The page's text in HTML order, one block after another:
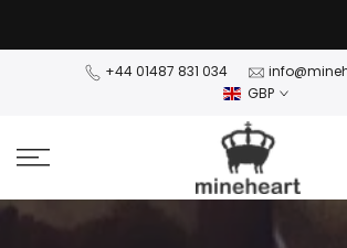
au
NaN jours NaN:NaN:NaN
NaN jours NaN:NaN:NaN
+44 01487 831 034
GBP